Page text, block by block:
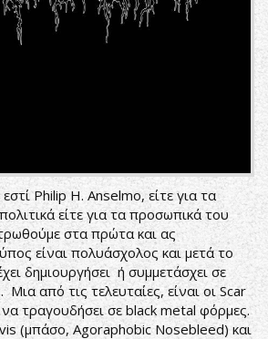
Philip H. Anselmo, είτε για τα
είτε για τα προσωπικά του
στα πρώτα και ας
είναι πολυάσχολος και μετά το
δημιουργήσει ή συμμετάσχει σε
από τις τελευταίες, είναι οι Scar
τραγουδήσει σε black metal φόρμες.
(μπάσο, Agoraphobic Nosebleed) και